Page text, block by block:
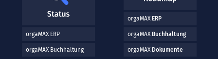
orgaMAX ERP
orgaMAX Buchhaltung
orgaMAX ERP
orgaMAX Buchhaltung
orgaMAX Dokumente